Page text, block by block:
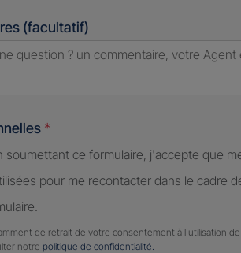
(facultatif)
*
soumettant ce formulaire, j'accepte que
pour me recontacter dans le cadre
de retrait de votre consentement à l'utilisation
notre politique de confidentialité.